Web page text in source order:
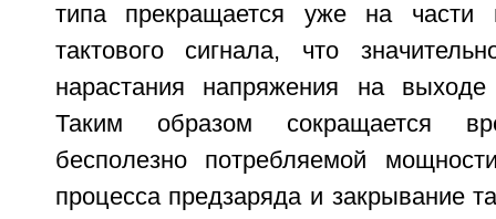
типа прекращается уже на части
тактового сигнала, что
нарастания напряжения на выходе
Таким образом сокращается
бесполезно потребляемой
процесса предзаряда и закрывание